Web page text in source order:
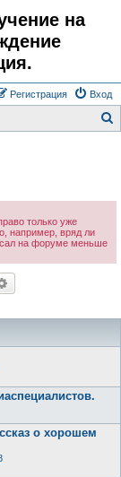
на
Вход
Регистрация
к
только уже
например, вряд ли
на форуме меньше
о хорошем